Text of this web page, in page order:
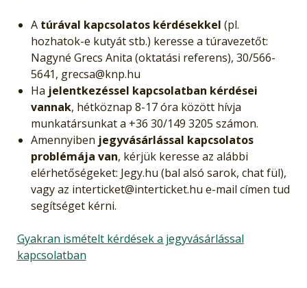
Atúrával kapcsolatos kérdésekkel (pl.
hozhatok-e kutyát stb.) keresse a túravezetőt:
Nagyné Grecs Anita (oktatási referens), 30/566-
5641, grecsa@knp.hu
Ha jelentkezéssel kapcsolatban kérdései
vannak, hétköznap 8-17 óra között hívja
munkatársunkat a +36 30/149 3205 számon.
Amennyiben jegyvásárlással kapcsolatos
problémája van, kérjük keresse az alábbi
elérhetőségeket: Jegy.hu (bal alsó sarok, chat fül),
vagy az interticket@interticket.hu e-mail címen tud
segítséget kérni.
Gyakran ismételt kérdések a jegyvásárlással
kapcsolatban